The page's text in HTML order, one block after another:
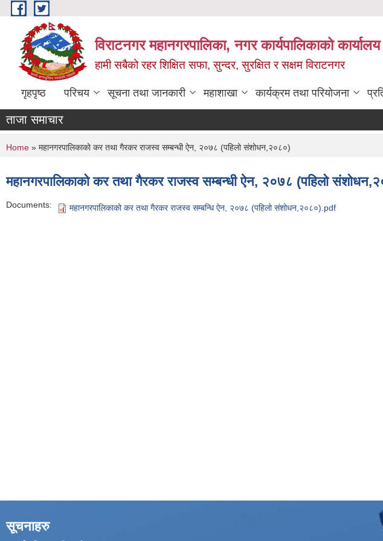
Skip to main content
विराटनगर महानगरपालिका, नगर कार्यपालिकाको कार्यालय
हामी सबैको रहर शिक्षित सफा, सुन्दर, सुरक्षित र सक्षम विराटनगर
गृहपृष्ठ परिचय सूचना तथा जानकारी महाशाखा कार्यक्रम तथा परियोजना
ताजा समाचार
You are here
Home » महानगरपालिकाको कर तथा गैरकर राजस्व सम्बन्धी ऐन, २०७८ (पहिलो संशोधन,२०८०)
महानगरपालिकाको कर तथा गैरकर राजस्व सम्बन्धी ऐन, २०७८ (पहिलो
Documents: महानगरपालिकाको कर तथा गैरकर राजस्व सम्बन्धि ऐन, २०७८ (पहिलो संशोधन,२०८०).pdf
सूचनाहरु